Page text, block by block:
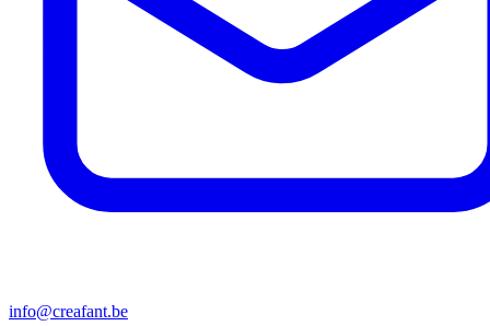
info@creafant.be